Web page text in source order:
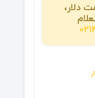
دلار،